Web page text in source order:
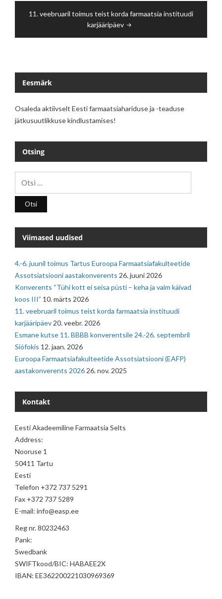
11. veebruaril toimus teist korda farmaatsia instituudi
karjääripäev
Eesmärk
Osaleda aktiivselt Eesti farmaatsiahariduse ja -teaduse
jätkusuutlikkuse kindlustamises!
Otsing
Viimased uudised
4.-6. juunil toimus Tartus Euroopa Farmaatsiafakulteetide
Assotsiatsiooni aastakonverents 26. juuni 2026
Konverents “Tühi kott ei seisa püsti – keha ja vaim käivad
koos III” 10. märts 2026
11. veebruaril toimus teist korda farmaatsia instituudi
karjääripäev 20. veebr. 2026
Esmane kutse 11. BBBB konverentsile 24.-26. septembril
Siófokis 12. jaan. 2026
Euroopa Farmaatsiafakulteetide Assotsiatsiooni (EAFP)
aastakonverents 2026 26. nov. 2025
Kontakt
Eesti Akadeemiline Farmaatsia Selts
Address:
Nooruse 1
50411 Tartu
Eesti
Telefon +372 737 5291
Fax +372 737 5289
E-mail: info@easp.ee
Reg nr. 80232463
Pank:
Swedbank
SWIFTkood/BIC: HABAEE2X
IBAN: EE362200221030969369